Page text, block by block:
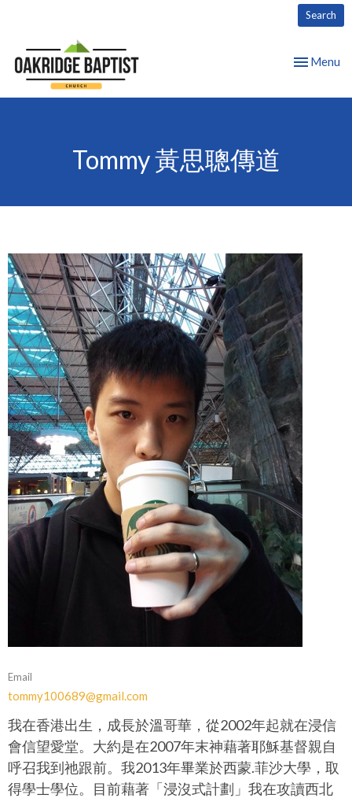
Search
Toggle
Menu
Tommy 黃思聰傳道
Email
tommy100689@gmail.com
我在香港出生，成長於溫哥華，從2002年起就在浸信
會信望愛堂。大約是在2007年末神藉著耶穌基督親自
呼召我到祂跟前。我2013年畢業於西蒙.菲沙大學，取
得學士學位。目前藉著「浸沒式計劃」我在攻讀西北